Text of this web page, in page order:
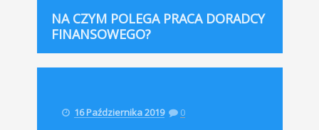
NA CZYM POLEGA PRACA DORADCY
FINANSOWEGO?
16 Października 2019 0